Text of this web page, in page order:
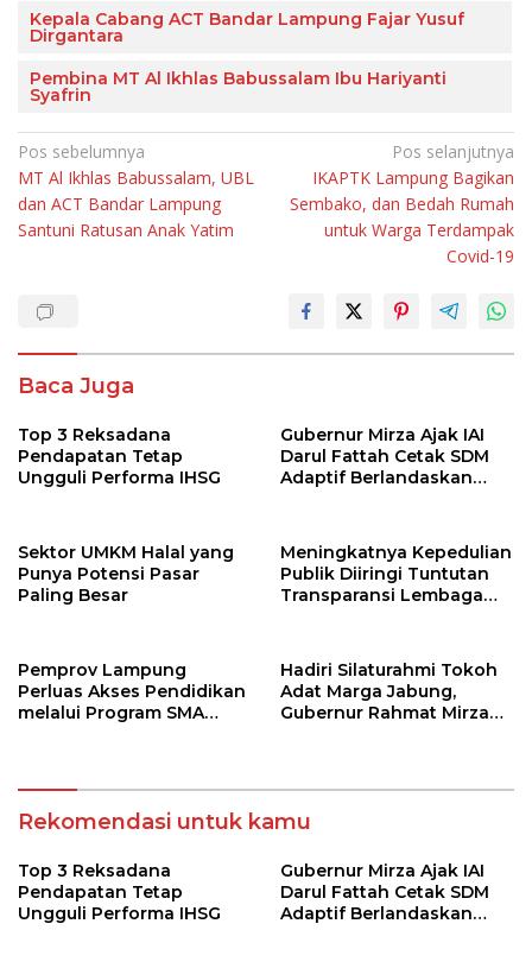
Kepala Cabang ACT Bandar Lampung Fajar Yusuf
Dirgantara
Pembina MT Al Ikhlas Babussalam Ibu Hariyanti
Syafrin
Navigasi
pos
Pos sebelumnya
MT Al Ikhlas Babussalam, UBL
dan ACT Bandar Lampung
Santuni Ratusan Anak Yatim
Pos selanjutnya
IKAPTK Lampung Bagikan
Sembako, dan Bedah Rumah
untuk Warga Terdampak
Covid-19
Baca Juga
Top 3 Reksadana
Pendapatan Tetap
Ungguli Performa IHSG
Gubernur Mirza Ajak IAI
Darul Fattah Cetak SDM
Adaptif Berlandaskan
Sektor UMKM Halal yang
Punya Potensi Pasar
Paling Besar
Meningkatnya Kepedulian
Publik Diiringi Tuntutan
Transparansi Lembaga
Pemprov Lampung
Perluas Akses Pendidikan
melalui Program SMA
Hadiri Silaturahmi Tokoh
Adat Marga Jabung,
Gubernur Rahmat Mirzani
Penguatan Budaya dan
SDM
Rekomendasi untuk kamu
Top 3 Reksadana
Pendapatan Tetap
Ungguli Performa IHSG
Gubernur Mirza Ajak IAI
Darul Fattah Cetak SDM
Adaptif Berlandaskan